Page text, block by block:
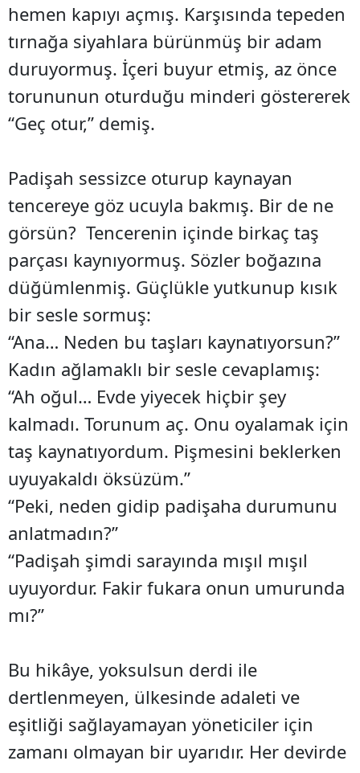
hemen kapıyı açmış. Karşısında tepeden
tırnağa siyahlara bürünmüş bir adam
duruyormuş. İçeri buyur etmiş, az önce
torununun oturduğu minderi göstererek
“Geç otur,” demiş.
Padişah sessizce oturup kaynayan
tencereye göz ucuyla bakmış. Bir de ne
görsün? Tencerenin içinde birkaç taş
parçası kaynıyormuş. Sözler boğazına
düğümlenmiş. Güçlükle yutkunup kısık
bir sesle sormuş:
“Ana… Neden bu taşları kaynatıyorsun?”
Kadın ağlamaklı bir sesle cevaplamış:
“Ah oğul… Evde yiyecek hiçbir şey
kalmadı. Torunum aç. Onu oyalamak için
taş kaynatıyordum. Pişmesini beklerken
uyuyakaldı öksüzüm.”
“Peki, neden gidip padişaha durumunu
anlatmadın?”
“Padişah şimdi sarayında mışıl mışıl
uyuyordur. Fakir fukara onun umurunda
mı?”
Bu hikâye, yoksulsun derdi ile
dertlenmeyen, ülkesinde adaleti ve
eşitliği sağlayamayan yöneticiler için
zamanı olmayan bir uyarıdır. Her devirde